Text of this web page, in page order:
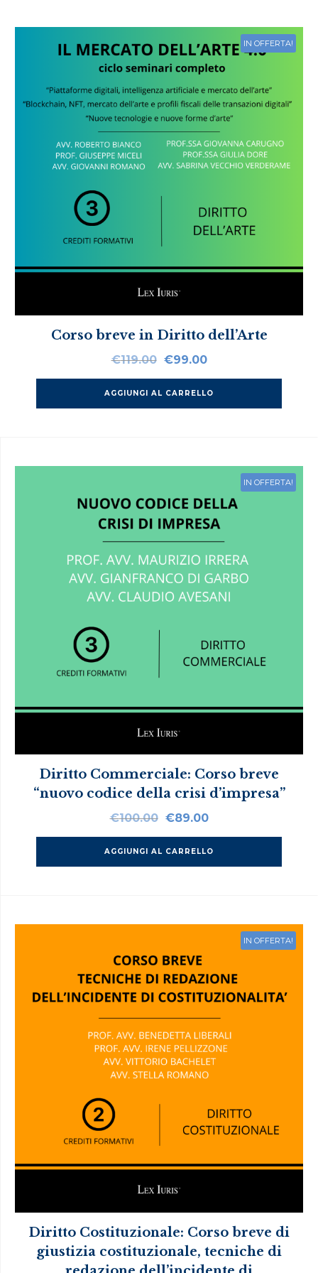
IN OFFERTA!
Corso breve in Diritto dell’Arte
€119.00 Il
originale
era:
€99.00Il
attuale
è:
AGGIUNGI AL CARRELLO
IN OFFERTA!
Diritto Commerciale: Corso breve
“nuovo codice della crisi d’impresa”
€100.00 Il
originale
era:
€89.00Il
attuale
è:
AGGIUNGI AL CARRELLO
IN OFFERTA!
Diritto Costituzionale: Corso breve di
giustizia costituzionale, tecniche di